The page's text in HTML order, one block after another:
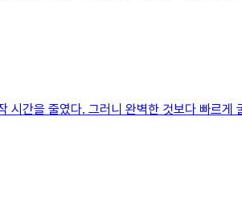
시간을 줄였다. 그러니 완벽한 것보다 빠르